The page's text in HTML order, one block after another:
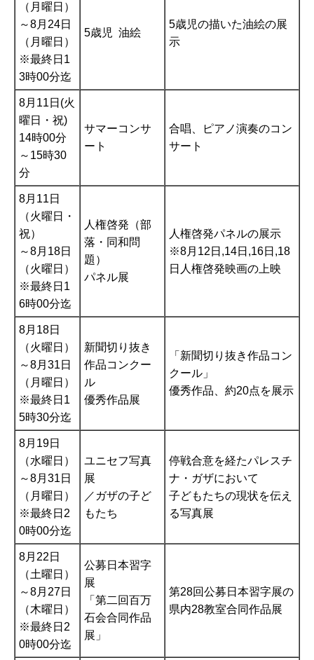
（月曜日）
～8月24日
（月曜日）
※最終日1
3時00分迄
5歳児 油絵
5歳児の描いた油絵の展
示
8月11日(火
曜日・祝)
14時00分
～15時30
分
サマーコンサ
ート
合唱、ピアノ演奏のコン
サート
8月11日
（火曜日・
祝）
～8月18日
（火曜日）
※最終日1
6時00分迄
人権啓発（部
落・同和問
題）
パネル展
人権啓発パネルの展示
※8月12日,14日,16日,18
日人権啓発映画の上映
8月18日
（火曜日）
～8月31日
（月曜日）
※最終日1
5時30分迄
新聞切り抜き
作品コンクー
ル
優秀作品展
「新聞切り抜き作品コン
クール」
優秀作品、約20点を展示
8月19日
（水曜日）
～8月31日
（月曜日）
※最終日2
0時00分迄
ユニセフ写真
展
／ガザの子ど
もたち
停戦合意を経たパレスチ
ナ・ガザにおいて
子どもたちの現状を伝え
る写真展
8月22日
（土曜日）
～8月27日
（木曜日）
※最終日2
0時00分迄
公募日本習字
展
「第二回百万
石会合同作品
展」
第28回公募日本習字展の
県内28教室合同作品展